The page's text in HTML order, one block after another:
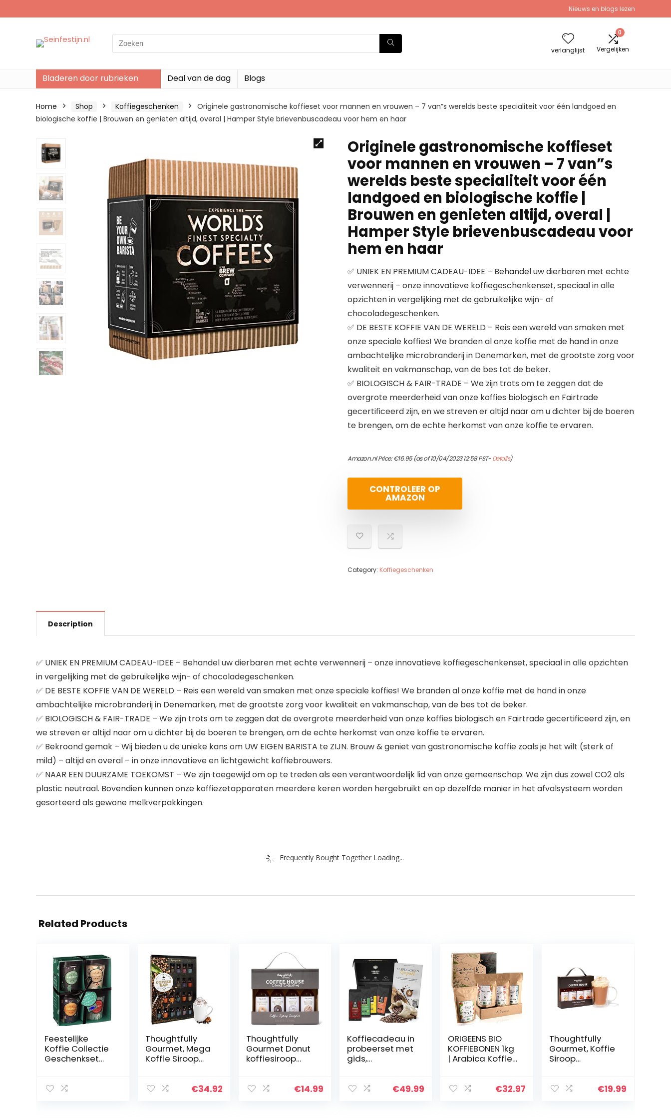
Nieuws en blogs lezen
Search
for:
verlanglijst
0
Vergelijken
Bladeren door rubrieken Deal van de dag Blogs
Home Shop Koffiegeschenken
Originele gastronomische koffieset voor mannen en vrouwen – 7 van”s werelds beste specialiteit voor één landgoed en
biologische koffie | Brouwen en genieten altijd, overal | Hamper Style brievenbuscadeau voor hem en haar
Originele gastronomische koffieset
voor mannen en vrouwen – 7 van”s
werelds beste specialiteit voor één
landgoed en biologische koffie |
Brouwen en genieten altijd, overal |
Hamper Style brievenbuscadeau voor
hem en haar
✅ UNIEK EN PREMIUM CADEAU-IDEE – Behandel uw dierbaren met echte
verwennerij – onze innovatieve koffiegeschenkenset, speciaal in alle
opzichten in vergelijking met de gebruikelijke wijn- of
chocoladegeschenken.
✅ DE BESTE KOFFIE VAN DE WERELD – Reis een wereld van smaken met
onze speciale koffies! We branden al onze koffie met de hand in onze
ambachtelijke microbranderij in Denemarken, met de grootste zorg voor
kwaliteit en vakmanschap, van de bes tot de beker.
✅ BIOLOGISCH & FAIR-TRADE – We zijn trots om te zeggen dat de
overgrote meerderheid van onze koffies biologisch en Fairtrade
gecertificeerd zijn, en we streven er altijd naar om u dichter bij de boeren
te brengen, om de echte herkomst van onze koffie te ervaren.
Amazon.nl Price:€16.95(as of 10/04/2023 12:58 PST-Details)
CONTROLEER OP
AMAZON
Category: Koffiegeschenken
Description
✅ UNIEK EN PREMIUM CADEAU-IDEE – Behandel uw dierbaren met echte verwennerij – onze innovatieve koffiegeschenkenset, speciaal in alle opzichten
in vergelijking met de gebruikelijke wijn- of chocoladegeschenken.
✅ DE BESTE KOFFIE VAN DE WERELD – Reis een wereld van smaken met onze speciale koffies! We branden al onze koffie met de hand in onze
ambachtelijke microbranderij in Denemarken, met de grootste zorg voor kwaliteit en vakmanschap, van de bes tot de beker.
✅ BIOLOGISCH & FAIR-TRADE – We zijn trots om te zeggen dat de overgrote meerderheid van onze koffies biologisch en Fairtrade gecertificeerd zijn, en
we streven er altijd naar om u dichter bij de boeren te brengen, om de echte herkomst van onze koffie te ervaren.
✅ Bekroond gemak – Wij bieden u de unieke kans om UW EIGEN BARISTA te ZIJN. Brouw & geniet van gastronomische koffie zoals je het wilt (sterk of
mild) – altijd en overal – in onze innovatieve en lichtgewicht koffiebrouwers.
✅ NAAR EEN DUURZAME TOEKOMST – We zijn toegewijd om op te treden als een verantwoordelijk lid van onze gemeenschap. We zijn dus zowel CO2 als
plastic neutraal. Bovendien kunnen onze koffiezetapparaten meerdere keren worden hergebruikt en op dezelfde manier in het afvalsysteem worden
gesorteerd als gewone melkverpakkingen.
Frequently Bought Together Loading...
Related Products
Feestelijke
Koffie Collectie
Geschenkset
× 22G
Thoughtfully
Gourmet, Mega
Koffie Siroop
verscheidenheid
€34.92
Thoughtfully
Gourmet Donut
koffiesiroop
koffie-toppings
€14.99
Koffiecadeau in
probeerset met
gids,
vrouwen, met
€49.99
ORIGEENS BIO
KOFFIEBONEN 1kg
| Arabica Koffie
Ambachtelijk
€32.97
Thoughtfully
Gourmet, Koffie
Siroop
omvatten
€19.99